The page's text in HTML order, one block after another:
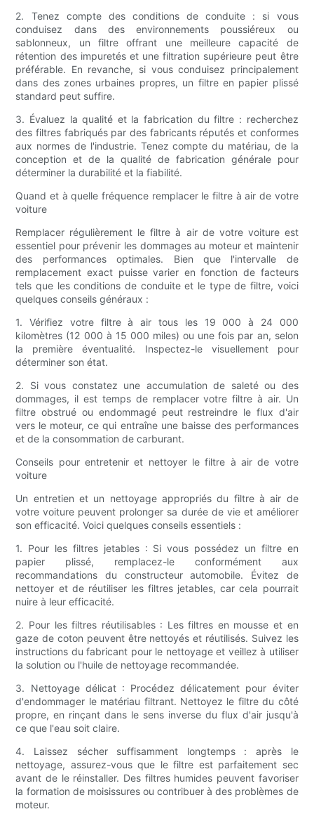
2. Tenez compte des conditions de conduite : si vous
conduisez dans des environnements poussiéreux ou
sablonneux, un filtre offrant une meilleure capacité de
rétention des impuretés et une filtration supérieure peut être
préférable. En revanche, si vous conduisez principalement
dans des zones urbaines propres, un filtre en papier plissé
standard peut suffire.
3. Évaluez la qualité et la fabrication du filtre : recherchez
des filtres fabriqués par des fabricants réputés et conformes
aux normes de l'industrie. Tenez compte du matériau, de la
conception et de la qualité de fabrication générale pour
déterminer la durabilité et la fiabilité.
Quand et à quelle fréquence remplacer le filtre à air de votre
voiture
Remplacer régulièrement le filtre à air de votre voiture est
essentiel pour prévenir les dommages au moteur et maintenir
des performances optimales. Bien que l'intervalle de
remplacement exact puisse varier en fonction de facteurs
tels que les conditions de conduite et le type de filtre, voici
quelques conseils généraux :
1. Vérifiez votre filtre à air tous les 19 000 à 24 000
kilomètres (12 000 à 15 000 miles) ou une fois par an, selon
la première éventualité. Inspectez-le visuellement pour
déterminer son état.
2. Si vous constatez une accumulation de saleté ou des
dommages, il est temps de remplacer votre filtre à air. Un
filtre obstrué ou endommagé peut restreindre le flux d'air
vers le moteur, ce qui entraîne une baisse des performances
et de la consommation de carburant.
Conseils pour entretenir et nettoyer le filtre à air de votre
voiture
Un entretien et un nettoyage appropriés du filtre à air de
votre voiture peuvent prolonger sa durée de vie et améliorer
son efficacité. Voici quelques conseils essentiels :
1. Pour les filtres jetables : Si vous possédez un filtre en
papier plissé, remplacez-le conformément aux
recommandations du constructeur automobile. Évitez de
nettoyer et de réutiliser les filtres jetables, car cela pourrait
nuire à leur efficacité.
2. Pour les filtres réutilisables : Les filtres en mousse et en
gaze de coton peuvent être nettoyés et réutilisés. Suivez les
instructions du fabricant pour le nettoyage et veillez à utiliser
la solution ou l'huile de nettoyage recommandée.
3. Nettoyage délicat : Procédez délicatement pour éviter
d'endommager le matériau filtrant. Nettoyez le filtre du côté
propre, en rinçant dans le sens inverse du flux d'air jusqu'à
ce que l'eau soit claire.
4. Laissez sécher suffisamment longtemps : après le
nettoyage, assurez-vous que le filtre est parfaitement sec
avant de le réinstaller. Des filtres humides peuvent favoriser
la formation de moisissures ou contribuer à des problèmes de
moteur.